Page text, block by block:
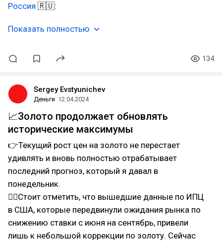
Россия 🇷🇺:
Показать полностью
134
Sergey Evstyunichev
Деньги 12.04.2024
📈Золото продолжает обновлять
исторические максимумы
👉Текущий рост цен на золото не перестает
удивлять и вновь полностью отрабатывает
последний прогноз, который я давал в
понедельник.
👆🏻Стоит отметить, что вышедшие данные по ИПЦ
в США, которые передвинули ожидания рынка по
снижению ставки с июня на сентябрь, привели
лишь к небольшой коррекции по золоту. Сейчас